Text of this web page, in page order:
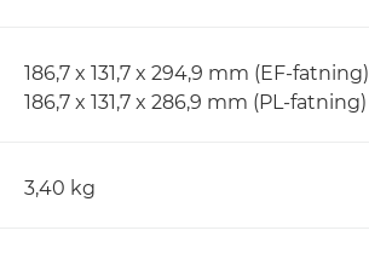
186,7 x 131,7 x 294,9 mm (EF-fatning)
186,7 x 131,7 x 286,9 mm (PL-fatning)
3,40 kg